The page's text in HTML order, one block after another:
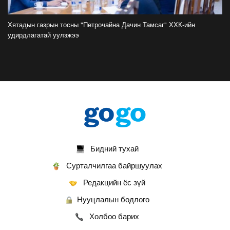
ФОТО: Дэлхийн хошой аварга Испани
2026-07-20
Б.Орхонбаяр
2026-07-13
ФОТО: Дархан аварга Н.Батсуурь элэг бүсээ
тайлж наадамчин олноор уухайлуулсан
агшин
2026-07-12
ФОТО: Үзэгчдийг суудлаас нь өндөлзүүлсэн
2026-07-12
Хятадын газрын тосны "Петрочайна Дачин Тамсаг" ХХК-ийн
удирдлагатай уулзжээ
Бидний тухай
Сурталчилгаа байршуулах
Редакцийн ёс зүй
Нууцлалын бодлого
Холбоо барих